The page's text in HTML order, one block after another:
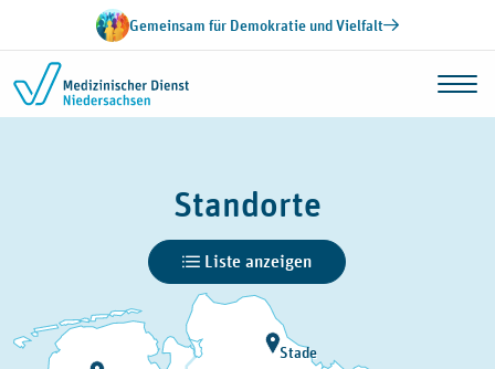
Zum Inhalt springenGemeinsam für Demokratie und Vielfalt
Standorte
Liste anzeigen
Stade